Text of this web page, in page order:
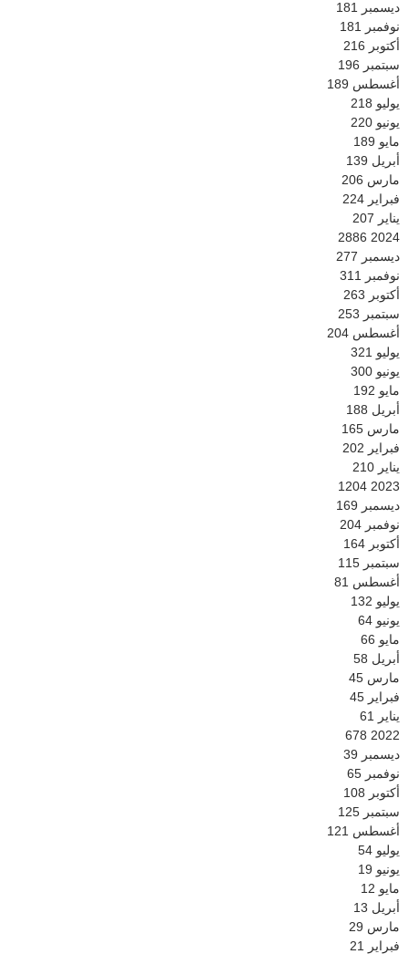
ديسمبر
181
نوفمبر
181
أكتوبر 216
سبتمبر 196
أغسطس 189
يوليو 218
يونيو 220
مايو 189
أبريل 139
مارس 206
فبراير 224
يناير 207
2024
2886
ديسمبر 277
نوفمبر
311
أكتوبر 263
سبتمبر 253
أغسطس 204
يوليو 321
يونيو 300
مايو 192
أبريل 188
مارس 165
فبراير 202
يناير 210
2023
1204
ديسمبر 169
نوفمبر 204
أكتوبر 164
سبتمبر 115
أغسطس 81
يوليو 132
يونيو 64
مايو 66
أبريل 58
مارس 45
فبراير 45
يناير
61
2022
678
ديسمبر 39
نوفمبر 65
أكتوبر 108
سبتمبر 125
أغسطس 121
يوليو 54
يونيو 19
مايو 12
أبريل 13
مارس 29
فبراير
21